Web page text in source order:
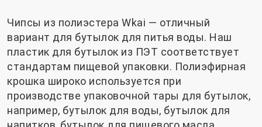
Чипсы из полиэстера Wkai — отличный
вариант для бутылок для питья воды. Наш
пластик для бутылок из ПЭТ соответствует
стандартам пищевой упаковки. Полиэфирная
крошка широко используется при
производстве упаковочной тары для бутылок,
например, бутылок для воды, бутылок для